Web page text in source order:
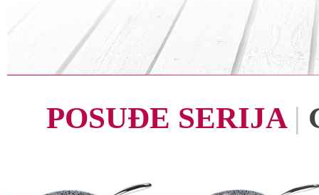
POSUĐE SERIJA |